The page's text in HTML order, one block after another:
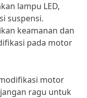
lampu LED,
suspensi.
keamanan dan
pada motor
motor
ragu untuk